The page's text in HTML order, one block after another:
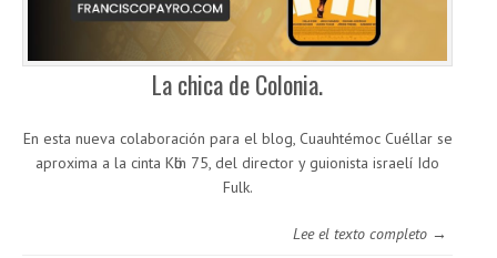
La chica de Colonia.
En esta nueva colaboración para el blog, Cuauhtémoc Cuéllar se
aproxima a la cinta Kӧln 75, del director y guionista israelí Ido
Fulk.
Lee el texto completo →